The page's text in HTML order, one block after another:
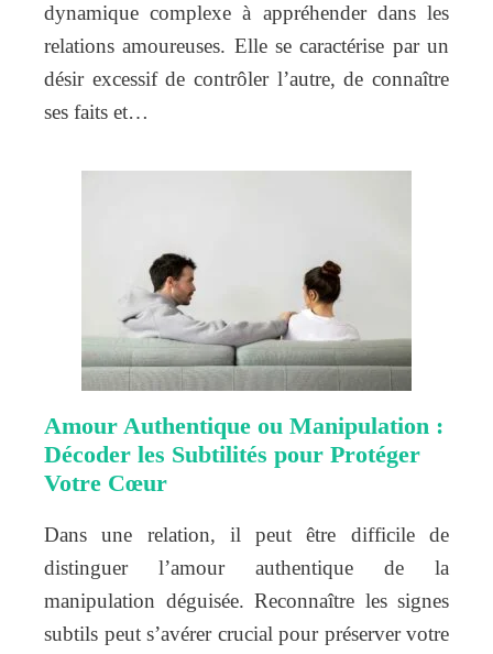
dynamique complexe à appréhender dans les
relations amoureuses. Elle se caractérise par un
désir excessif de contrôler l’autre, de connaître
ses faits et…
Amour Authentique ou Manipulation :
Décoder les Subtilités pour Protéger
Votre Cœur
Dans une relation, il peut être difficile de
distinguer l’amour authentique de la
manipulation déguisée. Reconnaître les signes
subtils peut s’avérer crucial pour préserver votre